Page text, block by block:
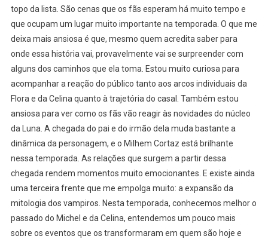
topo da lista. São cenas que os fãs esperam há muito tempo e
que ocupam um lugar muito importante na temporada. O que me
deixa mais ansiosa é que, mesmo quem acredita saber para
onde essa história vai, provavelmente vai se surpreender com
alguns dos caminhos que ela toma. Estou muito curiosa para
acompanhar a reação do público tanto aos arcos individuais da
Flora e da Celina quanto à trajetória do casal. Também estou
ansiosa para ver como os fãs vão reagir às novidades do núcleo
da Luna. A chegada do pai e do irmão dela muda bastante a
dinâmica da personagem, e o Milhem Cortaz está brilhante
nessa temporada. As relações que surgem a partir dessa
chegada rendem momentos muito emocionantes. E existe ainda
uma terceira frente que me empolga muito: a expansão da
mitologia dos vampiros. Nesta temporada, conhecemos melhor o
passado do Michel e da Celina, entendemos um pouco mais
sobre os eventos que os transformaram em quem são hoje e